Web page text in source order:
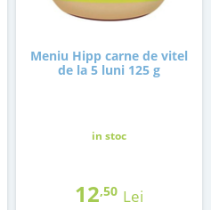
Meniu Hipp carne de vitel
de la 5 luni 125 g
in stoc
12,50 Lei